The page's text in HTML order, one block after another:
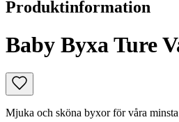
Produktinformation
Baby Byxa Ture
Mjuka och sköna byxor för våra